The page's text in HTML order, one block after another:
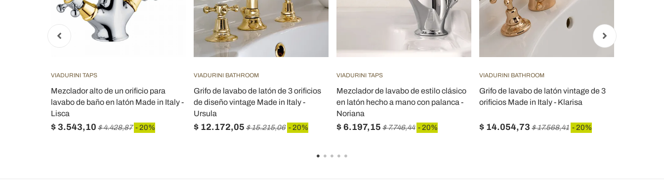
VIADURINI TAPS
Mezclador alto de un orificio para
lavabo de baño en latón Made in Italy -
Lisca
$ 3.543,10 $ 4.428,87 - 20%
VIADURINI BATHROOM
Grifo de lavabo de latón de 3 orificios
de diseño vintage Made in Italy -
Ursula
$ 12.172,05 $ 15.215,06 - 20%
VIADURINI TAPS
Mezclador de lavabo de estilo clásico
en latón hecho a mano con palanca -
Noriana
$ 6.197,15 $ 7.746,44 - 20%
VIADURINI BATHROOM
Grifo de lavabo de latón vintage de 3
orificios Made in Italy - Klarisa
$ 14.054,73 $ 17.568,41 - 20%